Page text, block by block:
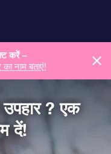
करें –
नाम बताएं!
? एक
दें!